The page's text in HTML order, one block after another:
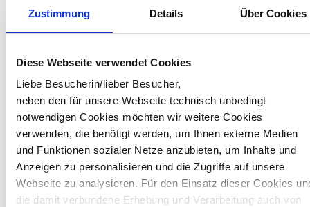
Zustimmung Details Über Cookies
Diese Webseite verwendet Cookies
Liebe Besucherin/lieber Besucher,
neben den für unsere Webseite technisch unbedingt
notwendigen Cookies möchten wir weitere Cookies
verwenden, die benötigt werden, um Ihnen externe Medien
und Funktionen sozialer Netze anzubieten, um Inhalte und
Anzeigen zu personalisieren und die Zugriffe auf unsere
Webseite zu analysieren. Für den Einsatz dieser Cookies
die damit verbundene Erhebung und Verarbeitung auch von
⏰ 06.01.2026 | 10 Uhr | 45 Minuten
Zur kostenfreien Anmeldung
Hinweis:
Unsere Webinare führen wir auf der Plattform „GoToWebinar“
durch.
Für mehr Infos beachten Sie bitte unsere
Datenschutzerklärung
("4.2. Anmeldung zu Online-Veranstaltungen/Webinaren").